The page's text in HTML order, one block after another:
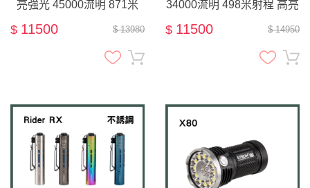
亮強光 45000流明 871米
遠射搜索手電筒$ 13980
$ 11500
34000流明 498米射程 高亮
泛光 搜索手電筒 ( X80-GT
$ 14950
$ 11500